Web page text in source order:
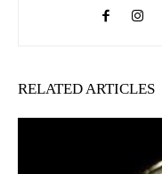
RELATED ARTICLES